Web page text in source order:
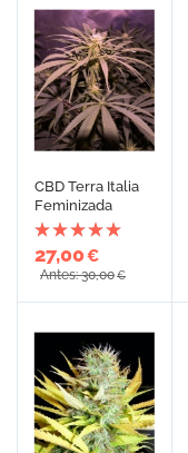
CBD Terra Italia
Feminizada
27,00€
Antes: 30,00€